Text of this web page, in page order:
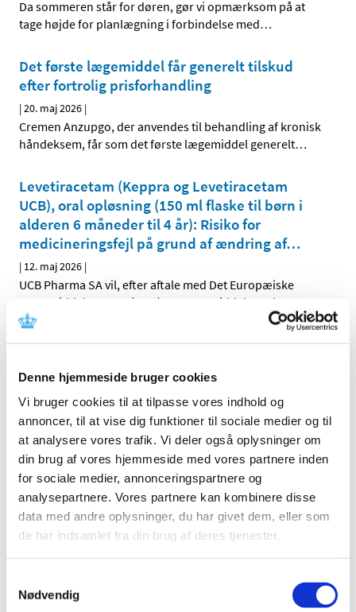
Denne hjemmeside bruger cookies
Vi bruger cookies til at tilpasse vores indhold og
annoncer, til at vise dig funktioner til sociale medier og til
at analysere vores trafik. Vi deler også oplysninger om
din brug af vores hjemmeside med vores partnere inden
for sociale medier, annonceringspartnere og
analysepartnere. Vores partnere kan kombinere disse
data med andre oplysninger, du har givet dem, eller som
de har indsamlet fra din brug af deres tjenester.
Nødvendig
Da sommeren står for døren, gør vi opmærksom på at
tage højde for planlægning i forbindelse med…
Det første lægemiddel får generelt tilskud
efter fortrolig prisforhandling
|20. maj 2026 |
Cremen Anzupgo, der anvendes til behandling af kronisk
håndeksem, får som det første lægemiddel generelt…
Levetiracetam (Keppra og Levetiracetam
UCB), oral opløsning (150 ml flaske til børn i
alderen 6 måneder til 4 år): Risiko for
medicineringsfejl på grund af ændring af…
| 12. maj 2026 |
UCB Pharma SA vil, efter aftale med Det Europæiske
Lægemiddelagentur (EMA) og Lægemiddelstyrelsen,
Ontozry (cenobamat) : Nye krav til
leverskade
|12. maj 2026|
Angelini Pharma S.p.A., vil efter aftale med Det
Europæiske Lægemiddelagentur (EMA) og…
Ændringer i tilskud til ibuprofen og naproxen i
flydende form
Opdatering den 7. maj 2026: Fremover er der tilskud til tre
smertestillende NSAID-lægemidler i flydende form,…
Operation Pangea XVIII: Global aktion imod